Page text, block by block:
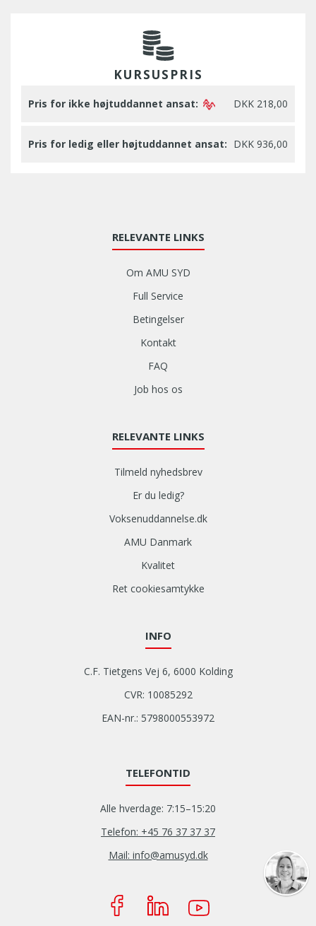
KURSUSPRIS
Pris for ikke højtuddannet ansat: DKK 218,00
Pris for ledig eller højtuddannet ansat: DKK 936,00
RELEVANTE LINKS
Om AMU SYD
Full Service
Betingelser
Kontakt
FAQ
Job hos os
RELEVANTE LINKS
Tilmeld nyhedsbrev
Er du ledig?
Voksenuddannelse.dk
AMU Danmark
Kvalitet
Ret cookiesamtykke
INFO
C.F. Tietgens Vej 6, 6000 Kolding
CVR: 10085292
EAN-nr.: 5798000553972
TELEFONTID
Alle hverdage: 7:15–15:20
Telefon: +45 76 37 37 37
Mail: info@amusyd.dk